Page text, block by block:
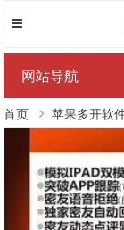
网站导航
首页 苹果多开软